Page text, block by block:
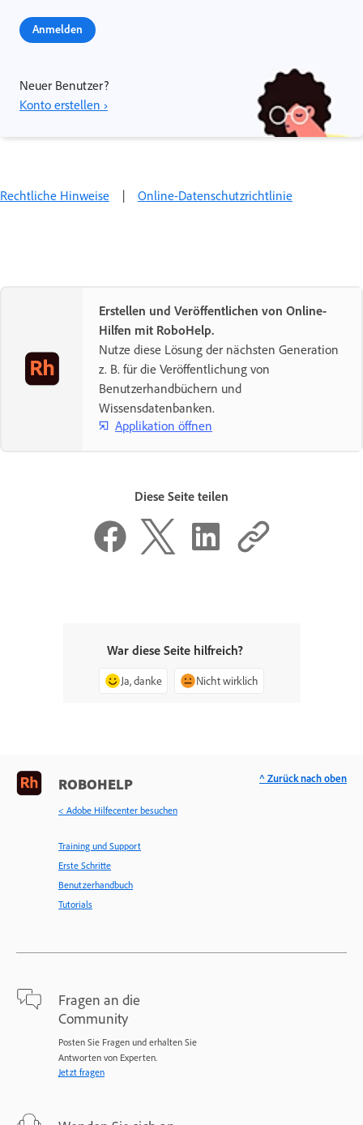
Anmelden
Neuer Benutzer?
Konto erstellen ›
Rechtliche Hinweise | Online-Datenschutzrichtlinie
Erstellen und Veröffentlichen von Online-
Hilfen mit RoboHelp.
Nutze diese Lösung der nächsten Generation
z. B. für die Veröffentlichung von
Benutzerhandbüchern und
Wissensdatenbanken.
Applikation öffnen
Diese Seite teilen
War diese Seite hilfreich?
Ja, danke Nicht wirklich
ROBOHELP
< Adobe Hilfecenter besuchen
Training und Support
Erste Schritte
Benutzerhandbuch
Tutorials
Fragen an die
Community
Posten Sie Fragen und erhalten Sie
Antworten von Experten.
Jetzt fragen
^ Zurück nach oben